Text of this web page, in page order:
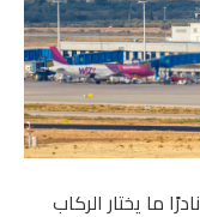
ما يختار الركاب